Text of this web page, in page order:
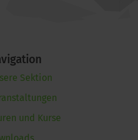
Sektion
und Kurse